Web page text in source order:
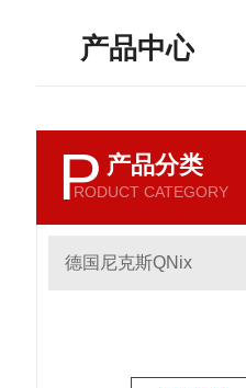
产品中心
P 产品分类
RODUCT CATEGORY
德国尼克斯QNix